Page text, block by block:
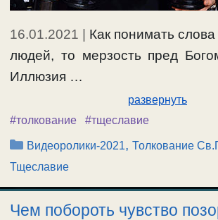
16.01.2021 | Как понимать
людей, то мерзость пред
Иллюзия …
развернуть
#толкование
#тщеславие
Рубрики
Видеоролики-2021,Толкование
Тщеславие
Чем побороть чувство